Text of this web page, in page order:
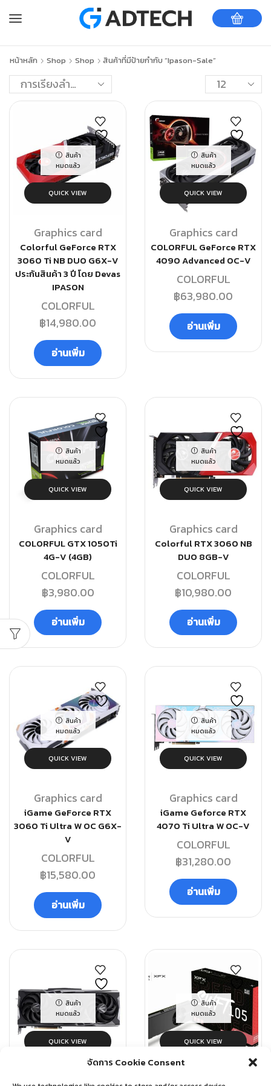
จัดการ Cookie Consent
หน้าหลัก Shop Shop สินค้าที่มีป้ายกำกับ “ipason-Sale”
สินค้า
หมดแล้ว
QUICK VIEW
Graphics card
Colorful GeForce RTX
3060 Ti NB DUO G6X-V
ประกันสินค้า 3 ปี โดย Devas
IPASON
COLORFUL
฿14,980.00
อ่านเพิ่ม
สินค้า
หมดแล้ว
QUICK VIEW
Graphics card
COLORFUL GeForce RTX
4090 Advanced OC-V
COLORFUL
฿63,980.00
อ่านเพิ่ม
สินค้า
หมดแล้ว
QUICK VIEW
Graphics card
COLORFUL GTX 1050Ti
4G-V (4GB)
COLORFUL
฿3,980.00
อ่านเพิ่ม
สินค้า
หมดแล้ว
QUICK VIEW
Graphics card
Colorful RTX 3060 NB
DUO 8GB-V
COLORFUL
฿10,980.00
อ่านเพิ่ม
สินค้า
หมดแล้ว
QUICK VIEW
Graphics card
iGame GeForce RTX
3060 Ti Ultra W OC G6X-
V
COLORFUL
฿15,580.00
อ่านเพิ่ม
สินค้า
หมดแล้ว
QUICK VIEW
Graphics card
iGame Geforce RTX
4070 Ti Ultra W OC-V
COLORFUL
฿31,280.00
อ่านเพิ่ม
สินค้า
หมดแล้ว
QUICK VIEW
Graphics card
สินค้า
หมดแล้ว
QUICK VIEW
Graphics card